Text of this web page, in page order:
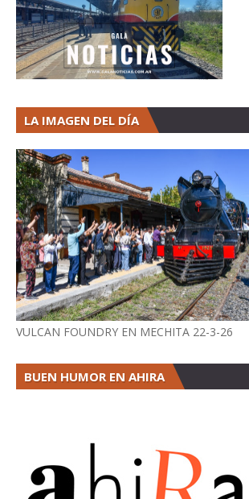
LA IMAGEN DEL DÍA
VULCAN FOUNDRY EN MECHITA 22-3-26
BUEN HUMOR EN AHIRA